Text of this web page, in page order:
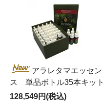
アラレタマエッセン
ス 単品ボトル35本キット
128,549円(税込)